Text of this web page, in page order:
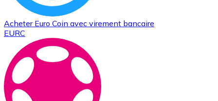
Acheter Euro Coin avec virement bancaire
EURC